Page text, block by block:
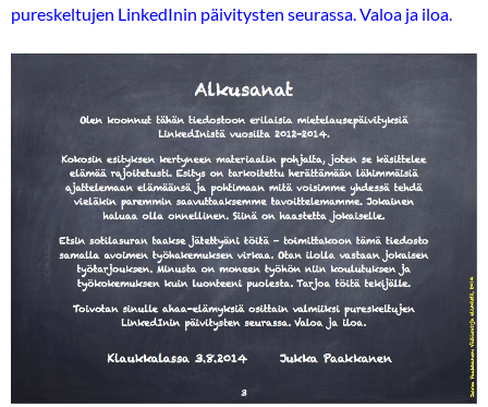
pureskeltujen LinkedInin päivitysten seurassa. Valoa ja iloa.